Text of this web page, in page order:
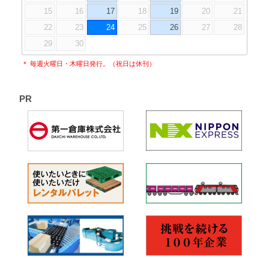
15
16 17 18 19 20
21
22
23 24 25 26 27
28
29
30
＊ 毎週火曜日・木曜日発行。（祝日は休刊）